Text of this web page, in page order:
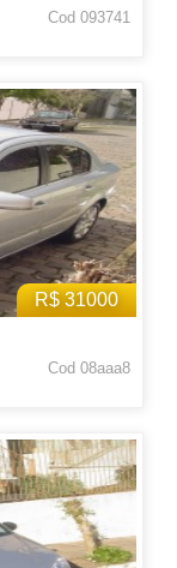
Cod 093741
R$ 31000
Cod 08aaa8